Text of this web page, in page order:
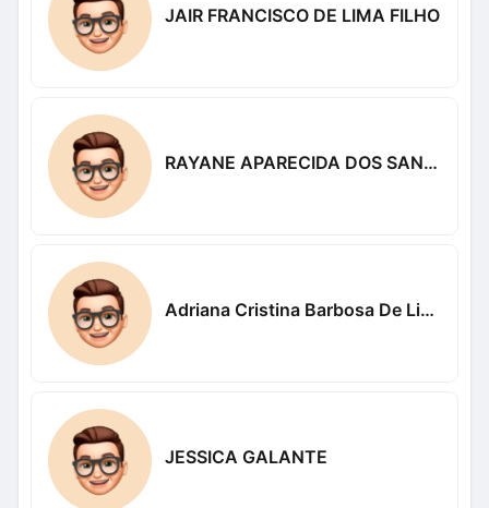
JAIR FRANCISCO DE LIMA FILHO
RAYANE APARECIDA DOS SANTOS DOS SANTOS
Adriana Cristina Barbosa De Lima Cristina
JESSICA GALANTE